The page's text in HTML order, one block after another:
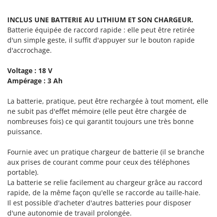
Scies de jardin télescopiques
Sécateurs électriques à batterie
Sécateurs et Échenilloirs manuels
Semoirs et Épandeurs d'engrais
Souffleurs aspirateurs pour Feuilles
Soufreuses - Poudreuses à dos
Soufreuses - Poudreuses pour tracteur
T
Taille-haies
Taille-haies à bras pour tracteur
Tarières
Tondeuses à Gazon
Italyco
ITM
Karcher
Kasco
Kemper
Keter
KitchenAid
Komo
L
Laica
INCLUS UNE BATTERIE AU LITHIUM ET SON CHARGEUR.
Batterie équipée de raccord rapide : elle peut être retirée
d'un simple geste, il suffit d'appuyer sur le bouton rapide
d'accrochage.
Voltage : 18 V
Ampérage : 3 Ah
La batterie, pratique, peut être rechargée à tout moment, elle
ne subit pas d'effet mémoire (elle peut être chargée de
nombreuses fois) ce qui garantit toujours une très bonne
puissance.
Fournie avec un pratique chargeur de batterie (il se branche
aux prises de courant comme pour ceux des téléphones
portable).
La batterie se relie facilement au chargeur grâce au raccord
rapide, de la même façon qu'elle se raccorde au taille-haie.
Il est possible d'acheter d'autres batteries pour disposer
d'une autonomie de travail prolongée.